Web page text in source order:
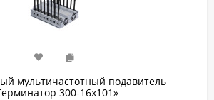
мультичастотный подавитель
300-16х101»